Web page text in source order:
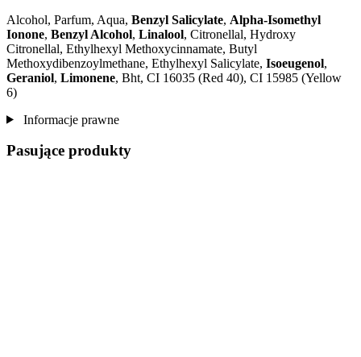
Alcohol, Parfum, Aqua, Benzyl Salicylate, Alpha-Isomethyl
Ionone, Benzyl Alcohol, Linalool, Citronellal, Hydroxy
Citronellal, Ethylhexyl Methoxycinnamate, Butyl
Methoxydibenzoylmethane, Ethylhexyl Salicylate, Isoeugenol,
Geraniol, Limonene, Bht, CI 16035 (Red 40), CI 15985 (Yellow
6)
Informacje prawne
Pasujące produkty